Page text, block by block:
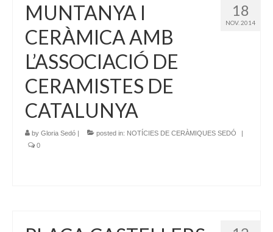
18
NOV. 2014
MUNTANYA I
CERÀMICA AMB
L’ASSOCIACIÓ DE
CERAMISTES DE
CATALUNYA
by Gloria Sedó posted in: NOTÍCIES DE CERÀMIQUES SEDÓ
0